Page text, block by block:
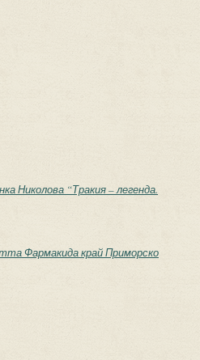
Николова “Тракия – легенда.
Фармакида край Приморско